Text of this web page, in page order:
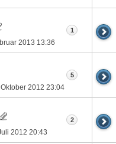
2013 13:36
1
2012 23:04
5
2012 20:43
2